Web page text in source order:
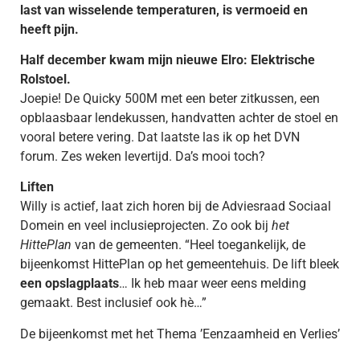
last van wisselende temperaturen, is vermoeid en
heeft pijn.
Half december kwam mijn nieuwe Elro: Elektrische
Rolstoel.
Joepie! De Quicky 500M met een beter zitkussen, een
opblaasbaar lendekussen, handvatten achter de stoel en
vooral betere vering. Dat laatste las ik op het DVN
forum. Zes weken levertijd. Da’s mooi toch?
Liften
Willy is actief, laat zich horen bij de Adviesraad Sociaal
Domein en veel inclusieprojecten. Zo ook bij het
HittePlan van de gemeenten. “Heel toegankelijk, de
bijeenkomst HittePlan op het gemeentehuis. De lift bleek
een opslagplaats… Ik heb maar weer eens melding
gemaakt. Best inclusief ook hè…”
De bijeenkomst met het Thema ’Eenzaamheid en Verlies’